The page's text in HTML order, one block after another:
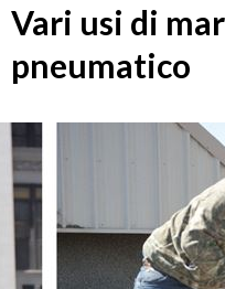
Vari usi di
pneumatico